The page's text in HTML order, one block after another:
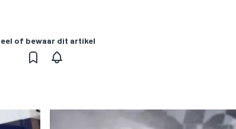
of bewaar dit artikel